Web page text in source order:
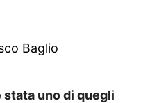
Baglio
stata uno di quegli